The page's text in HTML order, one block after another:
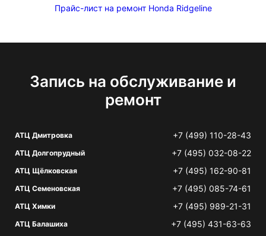
Прайс-лист на ремонт Honda Ridgeline
Запись на обслуживание и
ремонт
АТЦ Дмитровка +7 (499) 110-28-43
АТЦ Долгопрудный +7 (495) 032-08-22
АТЦ Щёлковская +7 (495) 162-90-81
АТЦ Семеновская +7 (495) 085-74-61
АТЦ Химки +7 (495) 989-21-31
АТЦ Балашиха +7 (495) 431-63-63